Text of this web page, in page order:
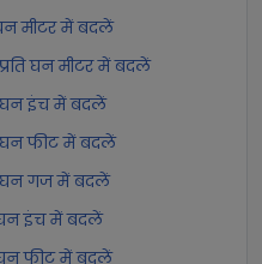
घन मीटर में बदलें
प्रति घन मीटर में बदलें
घन इंच में बदलें
घन फीट में बदलें
घन गज में बदलें
घन इंच में बदलें
घन फीट में बदलें